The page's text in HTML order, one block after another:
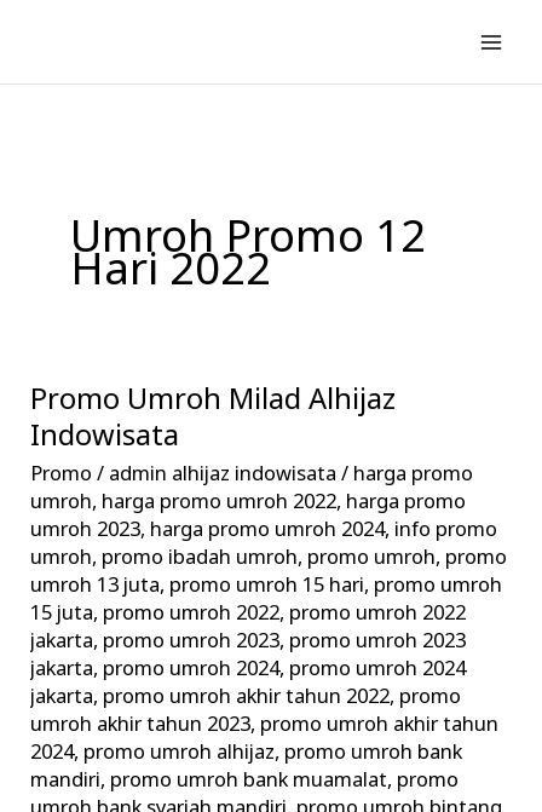
konten
Umroh Promo 12
Hari 2022
Promo Umroh Milad Alhijaz
Indowisata
Promo / admin alhijaz indowisata/ harga promo
umroh, harga promo umroh 2022, harga promo
umroh 2023, harga promo umroh 2024, info promo
umroh, promo ibadah umroh, promo umroh, promo
umroh 13 juta, promo umroh 15 hari, promo umroh
15 juta, promo umroh 2022, promo umroh 2022
jakarta, promo umroh 2023, promo umroh 2023
jakarta, promo umroh 2024, promo umroh 2024
jakarta, promo umroh akhir tahun 2022, promo
umroh akhir tahun 2023, promo umroh akhir tahun
2024, promo umroh alhijaz, promo umroh bank
mandiri, promo umroh bank muamalat, promo
Promo
Umroh
Milad
Alhijaz
Indowisata